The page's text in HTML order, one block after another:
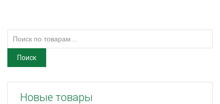
Искать:
Поиск
Новые товары